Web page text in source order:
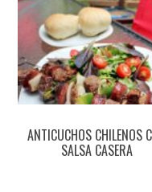
ANTICUCHOS CHILENOS
SALSA CASERA